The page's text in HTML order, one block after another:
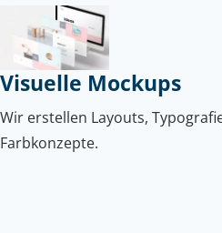
Visuelle Mockups
Wir erstellen Layouts,
Farbkonzepte.